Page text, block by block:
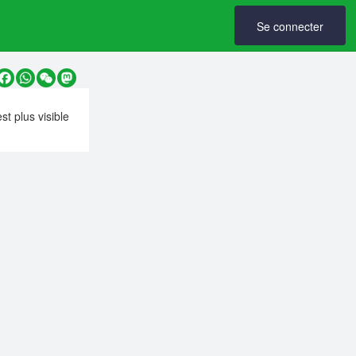
Se connecter
Facebook
WhatsApp
WeChatMastodon
plus visible